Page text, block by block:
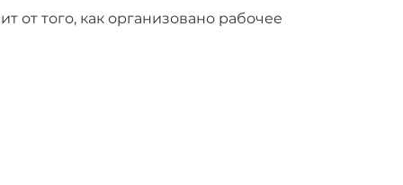
от того, как организовано рабочее